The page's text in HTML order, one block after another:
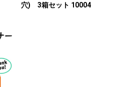
穴) 3箱セット 10004